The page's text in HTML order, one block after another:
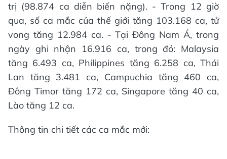
trị (98.874 ca diễn biến nặng). - Trong 12 giờ
qua, số ca mắc của thế giới tăng 103.168 ca, tử
vong tăng 12.984 ca. - Tại Đông Nam Á, trong
ngày ghi nhận 16.916 ca, trong đó: Malaysia
tăng 6.493 ca, Philippines tăng 6.258 ca, Thái
Lan tăng 3.481 ca, Campuchia tăng 460 ca,
Đông Timor tăng 172 ca, Singapore tăng 40 ca,
Lào tăng 12 ca.
Thông tin chi tiết các ca mắc mới: